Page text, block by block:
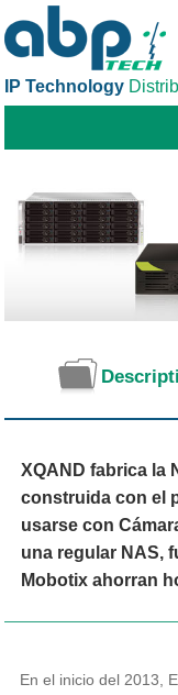
IP Technology
XQAND fabrica la
construida con el
usarse con
una regular NAS,
Mobotix ahorran
En el inicio del 2013,